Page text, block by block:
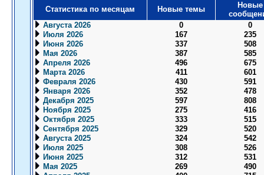
Статистика по месяцам Новые темы
Новые
Августа 2026
0
0
Июля 2026
167
235
Июня 2026
337
508
Мая 2026
387
585
Апреля 2026
496
675
Марта 2026
411
601
Февраля 2026
430
591
Января 2026
352
478
Декабря 2025
597
808
Ноября 2025
275
416
Октября 2025
333
515
Сентября 2025
329
520
Августа 2025
324
542
Июля 2025
308
526
Июня 2025
312
531
Мая 2025
269
490